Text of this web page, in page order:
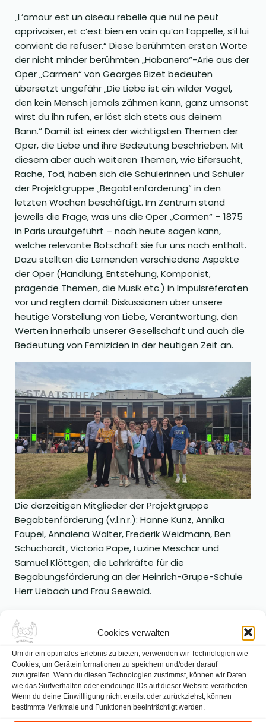
Cookies verwalten
Um dir ein optimales Erlebnis zu bieten, verwenden wir Technologien wie
Cookies, um Geräteinformationen zu speichern und/oder darauf
zuzugreifen. Wenn du diesen Technologien zustimmst, können wir Daten
wie das Surfverhalten oder eindeutige IDs auf dieser Website verarbeiten.
Wenn du deine Einwillligung nicht erteilst oder zurückziehst, können
bestimmte Merkmale und Funktionen beeinträchtigt werden.
„L’amour est un oiseau rebelle que nul ne peut
apprivoiser, et c’est bien en vain qu’on l’appelle, s’il lui
convient de refuser.“ Diese berühmten ersten Worte
der nicht minder berühmten „Habanera“-Arie aus der
Oper „Carmen“ von Georges Bizet bedeuten
übersetzt ungefähr „Die Liebe ist ein wilder Vogel,
den kein Mensch jemals zähmen kann, ganz umsonst
wirst du ihn rufen, er löst sich stets aus deinem
Bann.“ Damit ist eines der wichtigsten Themen der
Oper, die Liebe und ihre Bedeutung beschrieben. Mit
diesem aber auch weiteren Themen, wie Eifersucht,
Rache, Tod, haben sich die Schülerinnen und Schüler
der Projektgruppe „Begabtenförderung“ in den
letzten Wochen beschäftigt. Im Zentrum stand
jeweils die Frage, was uns die Oper „Carmen“ – 1875
in Paris uraufgeführt – noch heute sagen kann,
welche relevante Botschaft sie für uns noch enthält.
Dazu stellten die Lernenden verschiedene Aspekte
der Oper (Handlung, Entstehung, Komponist,
prägende Themen, die Musik etc.) in Impulsreferaten
vor und regten damit Diskussionen über unsere
heutige Vorstellung von Liebe, Verantwortung, den
Werten innerhalb unserer Gesellschaft und auch die
Bedeutung von Femiziden in der heutigen Zeit an.
Die derzeitigen Mitglieder der Projektgruppe
Begabtenförderung (v.l.n.r.): Hanne Kunz, Annika
Faupel, Annalena Walter, Frederik Weidmann, Ben
Schuchardt, Victoria Pape, Luzine Meschar und
Samuel Klöttgen; die Lehrkräfte für die
Begabungsförderung an der Heinrich-Grupe-Schule
Herr Uebach und Frau Seewald.
Vorstellung im Staatstheater Kassel am 14.06.2025. In
der folgenden Reflexion war der allgemeine Tenor,
dass trotz des älteren Szenarios der Oper die
Botschaft derselben zeitlos und für uns bis heute
bedeutsam wäre. Vielleicht ist das auch der Grund,
warum die Oper „Carmen“ bis heute zu einer der
meistgespieltesten Opern der Welt gehört.